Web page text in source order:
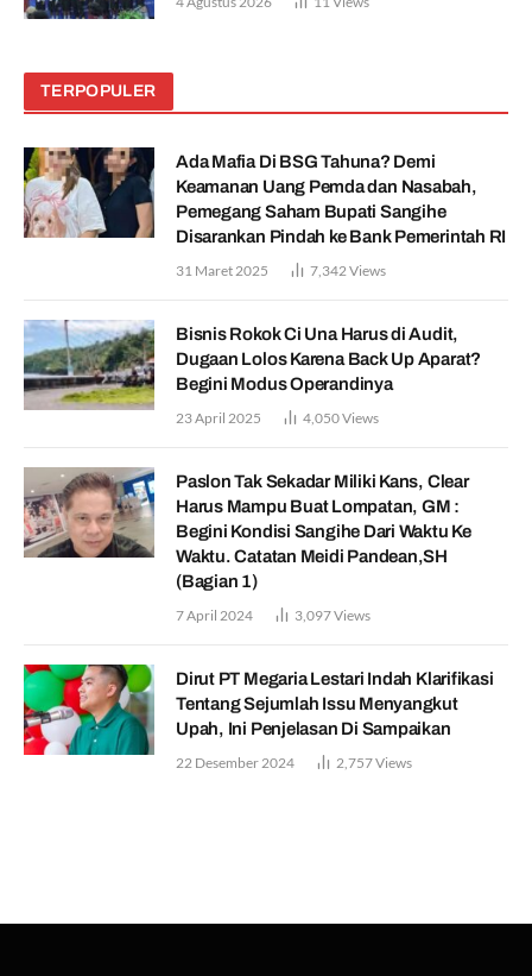
TERPOPULER
Ada Mafia Di BSG Tahuna? Demi
Keamanan Uang Pemda dan Nasabah,
Pemegang Saham Bupati Sangihe
Disarankan Pindah ke Bank Pemerintah RI
31 Maret 2025 7,342Views
Bisnis Rokok Ci Una Harus di Audit,
Dugaan Lolos Karena Back Up Aparat?
Begini Modus Operandinya
23 April 2025 4,050Views
Paslon Tak Sekadar Miliki Kans, Clear
Harus Mampu Buat Lompatan, GM :
Begini Kondisi Sangihe Dari Waktu Ke
Waktu. Catatan Meidi Pandean,SH
(Bagian 1)
7 April 2024 3,097Views
Dirut PT Megaria Lestari Indah Klarifikasi
Tentang Sejumlah Issu Menyangkut
Upah, Ini Penjelasan Di Sampaikan
22 Desember 2024 2,757Views